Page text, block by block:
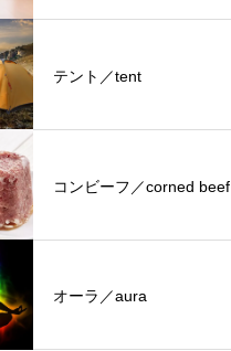
テント／tent
コンビーフ／corned beef
オーラ／aura